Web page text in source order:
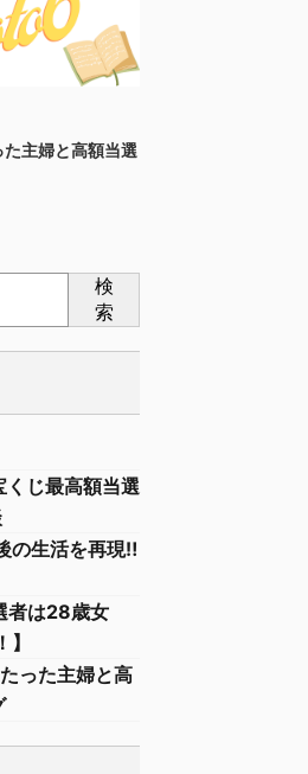
た主婦と高額当選
検
索
くじ最高額当選
の生活を再現‼︎
者は28歳女
った主婦と高